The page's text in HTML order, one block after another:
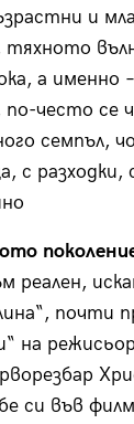
и
а
по-често се
семпъл,
с разходки,
реален,
почти
на
си във